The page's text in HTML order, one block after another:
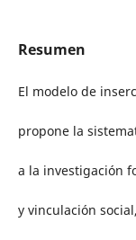
Resumen
El modelo de
propone la
a la investigación
y vinculación